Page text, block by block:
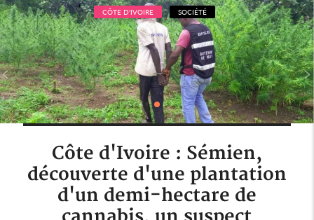
CÔTE D'IVOIRE SOCIÉTÉ
Côte d'Ivoire : Sémien,
découverte d'une plantation
d'un demi-hectare de